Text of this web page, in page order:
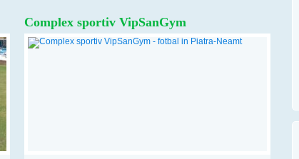
Complex sportiv VipSanGym